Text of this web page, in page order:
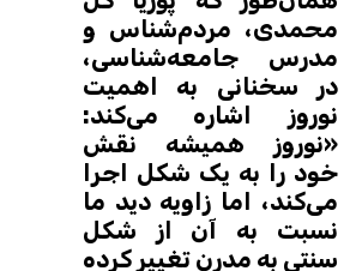
محمدی، مردم‌شناس و
مدرس جامعه‌شناسی،
در سخنانی به اهمیت
نوروز اشاره می‌کند:
«نوروز همیشه نقش
خود را به یک شکل اجرا
می‌کند، اما زاویه دید ما
نسبت به آن از شکل
سنتی به مدرن تغییر کرده